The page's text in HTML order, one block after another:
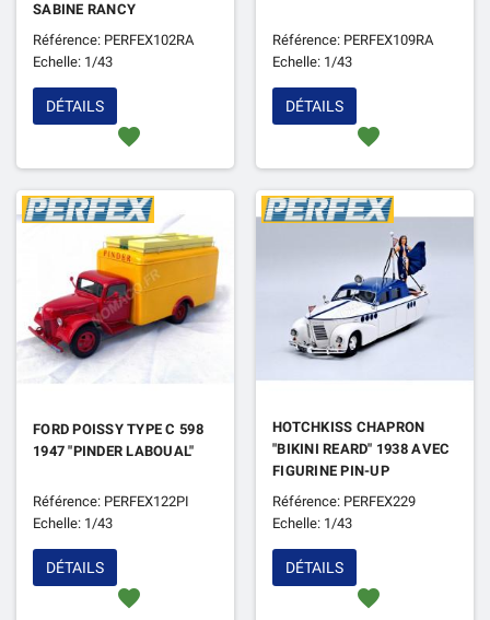
SABINE RANCY
Référence: PERFEX102RA
Echelle: 1/43
favorite
DÉTAILS
Référence: PERFEX109RA
Echelle: 1/43
favorite
DÉTAILS
FORD POISSY TYPE C 598
1947 "PINDER LABOUAL"
Référence: PERFEX122PI
Echelle: 1/43
favorite
DÉTAILS
HOTCHKISS CHAPRON
"BIKINI REARD" 1938 AVEC
FIGURINE PIN-UP
Référence: PERFEX229
Echelle: 1/43
favorite
DÉTAILS